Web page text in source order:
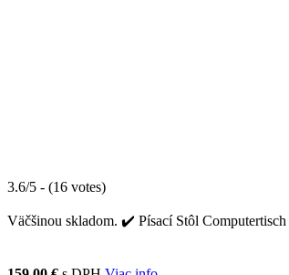
3.6/5 - (16 votes)
Väčšinou skladom. ✔️ Písací Stôl Computertisch